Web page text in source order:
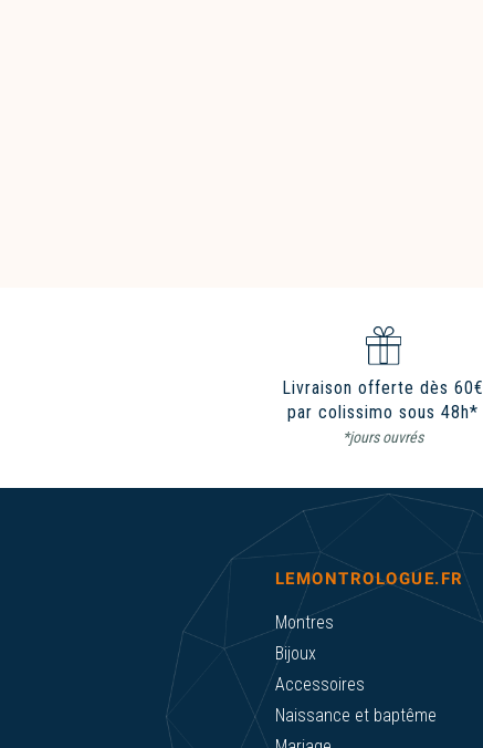
Livraison offerte dès 60€
par colissimo sous 48h*
*jours ouvrés
LEMONTROLOGUE.FR
Montres
Bijoux
Accessoires
Naissance et baptême